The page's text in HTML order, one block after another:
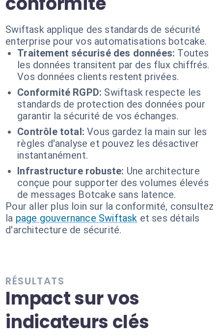
Swiftask applique des standards de sécurité
enterprise pour vos automatisations botcake.
Traitement sécurisé des données: Toutes
les données transitent par des flux chiffrés.
Vos données clients restent privées.
Conformité RGPD: Swiftask respecte les
standards de protection des données pour
garantir la sécurité de vos échanges.
Contrôle total: Vous gardez la main sur les
règles d'analyse et pouvez les désactiver
instantanément.
Infrastructure robuste: Une architecture
conçue pour supporter des volumes élevés
de messages Botcake sans latence.
Pour aller plus loin sur la conformité, consultez
la page gouvernance Swiftask et ses détails
d'architecture de sécurité.
RÉSULTATS
Impact sur vos
indicateurs clés